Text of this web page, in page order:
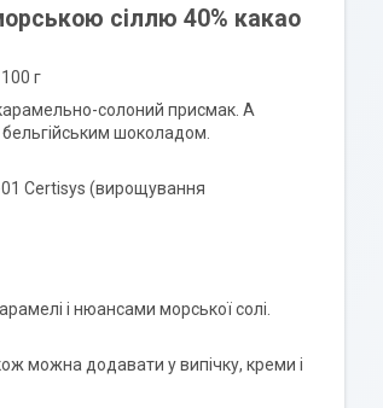
сіллю 40% какао
г
солоний присмак. А
шоколадом.
01 Certisys (вирощування
і нюансами морської солі.
можна додавати у випічку, креми і